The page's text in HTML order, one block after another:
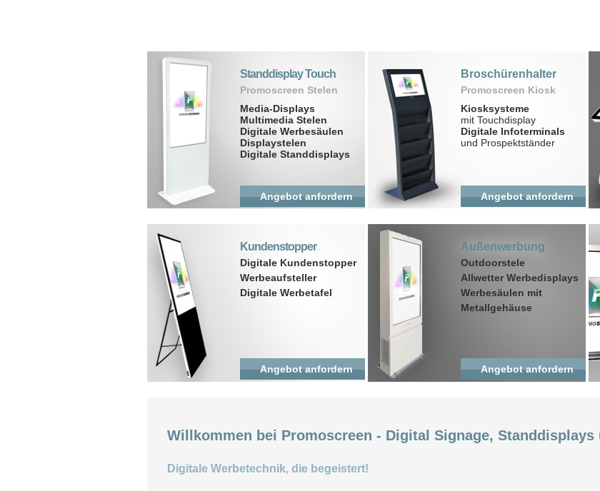
Standdisplay Touch
Promoscreen Stelen
Media-Displays
Multimedia Stelen
Digitale Werbesäulen
Displaystelen
Digitale Standdisplays
Angebot anfordern
Broschürenhalter
Promoscreen Kiosk
Kiosksysteme
mit Touchdisplay
Digitale Infoterminals
und Prospektständer
Angebot anfordern
Kundenstopper
Digitale Kundenstopper
Werbeaufsteller
Digitale Werbetafel
Angebot anfordern
Außenwerbung
Outdoorstele
Allwetter Werbedisplays
Werbesäulen mit
Metallgehäuse
Angebot anfordern
Willkommen bei Promoscreen - Digital Signage, Standdisplays
Digitale Werbetechnik, die begeistert!